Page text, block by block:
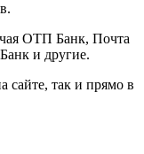
ОТП Банк, Почта
и другие.
сайте, так и прямо в